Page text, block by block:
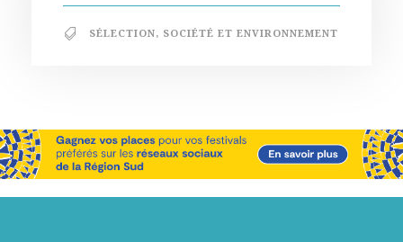
SÉLECTION, SOCIÉTÉ ET ENVIRONNEMENT